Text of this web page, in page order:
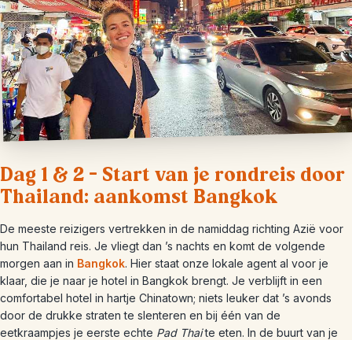
Dag 1 & 2 – Start van je rondreis door
Thailand: aankomst Bangkok
De meeste reizigers vertrekken in de namiddag richting Azië voor
hun Thailand reis. Je vliegt dan ’s nachts en komt de volgende
morgen aan in Bangkok. Hier staat onze lokale agent al voor je
klaar, die je naar je hotel in Bangkok brengt. Je verblijft in een
comfortabel hotel in hartje Chinatown; niets leuker dat ’s avonds
door de drukke straten te slenteren en bij één van de
eetkraampjes je eerste echte Pad Thaite eten. In de buurt van je